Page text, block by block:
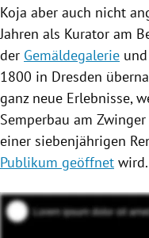
Koja aber auch nicht
Jahren als Kurator am
der Gemäldegalerie
1800 in Dresden
ganz neue Erlebnisse,
Semperbau am
einer siebenjährigen
Publikum geöffnet wird.